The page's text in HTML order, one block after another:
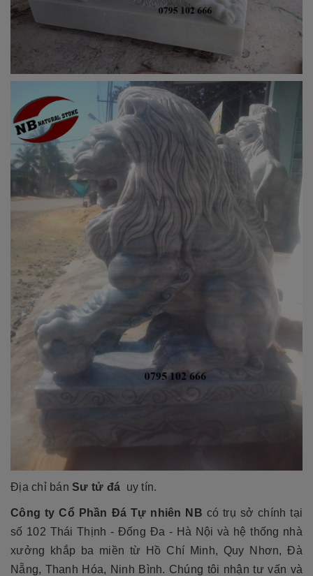
Địa chỉ bán Sư tử đá uy tín.
Công ty Cổ Phần Đá Tự nhiên NB có trụ sở chính tại
số 102 Thái Thịnh - Đống Đa - Hà Nội và hệ thống nhà
xưởng khắp ba miền từ Hồ Chí Minh, Quy Nhơn, Đà
Nẵng, Thanh Hóa, Ninh Bình. Chúng tôi nhận tư vấn và